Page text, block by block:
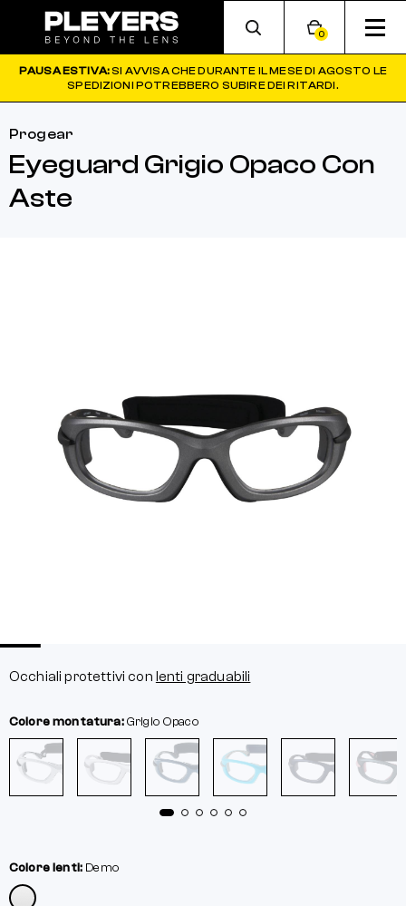
0
PAUSA ESTIVA:SI AVVISA CHE DURANTE IL MESE DI AGOSTO LE
SPEDIZIONI POTREBBERO SUBIRE DEI RITARDI.
Progear
Eyeguard Grigio Opaco Con
Aste
Occhiali protettivi con lenti graduabili
Colore montatura:Grigio Opaco
Colore lenti: Demo